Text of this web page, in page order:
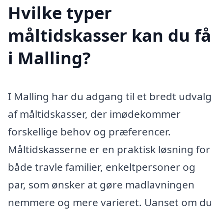
Hvilke typer
måltidskasser kan du få
i Malling?
I Malling har du adgang til et bredt udvalg
af måltidskasser, der imødekommer
forskellige behov og præferencer.
Måltidskasserne er en praktisk løsning for
både travle familier, enkeltpersoner og
par, som ønsker at gøre madlavningen
nemmere og mere varieret. Uanset om du